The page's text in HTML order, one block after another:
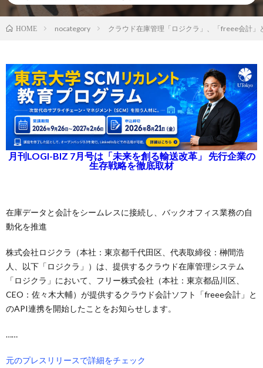
HOME nocategory クラウド在庫管理「ロジクラ」、「freee会計」
月刊LOGI-BIZ 7月号は「未来を創る輸送改革」 先行企業の
生存戦略を徹底取材
在庫データと会計をシームレスに接続し、バックオフィス業務の自
動化を推進
株式会社ロジクラ（本社：東京都千代田区、代表取締役：榊間浩
人、以下「ロジクラ」）は、提供するクラウド在庫管理システム
「ロジクラ」において、フリー株式会社（本社：東京都品川区、
CEO：佐々木大輔）が提供するクラウド会計ソフト「freee会計」と
のAPI連携を開始したことをお知らせします。
……
元のプレスリリースで詳細をチェック